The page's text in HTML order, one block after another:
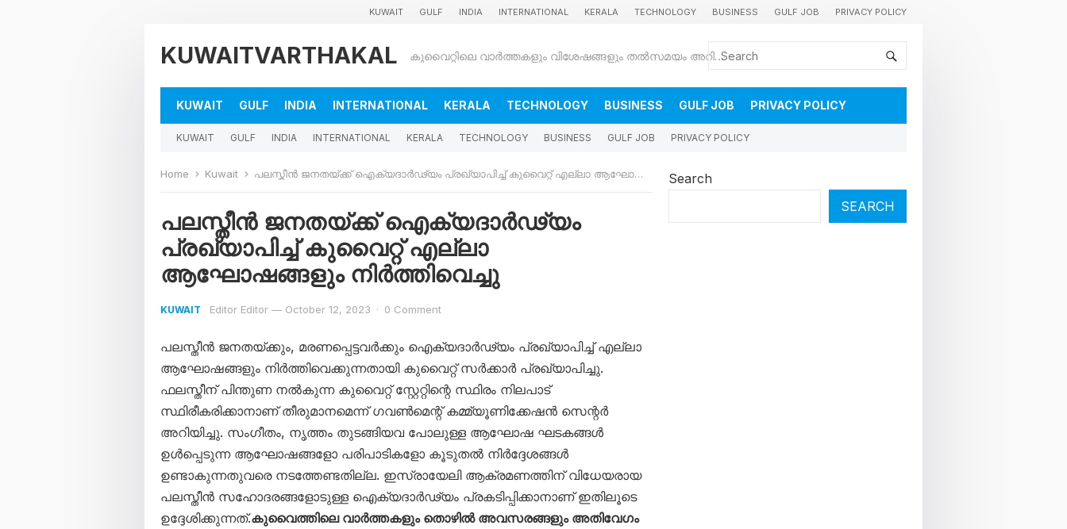
KUWAIT GULF INDIA INTERNATIONAL KERALA TECHNOLOGY BUSINESS GULF JOB PRIVACY POLICY
KUWAITVARTHAKAL കുവൈറ്റിലെ വാർത്തകളും വിശേഷങ്ങളും തൽസമയം അറിയാൻ
KUWAIT GULF INDIA INTERNATIONAL KERALA TECHNOLOGY BUSINESS GULF JOB PRIVACY POLICY
KUWAIT GULF INDIA INTERNATIONAL KERALA TECHNOLOGY BUSINESS GULF JOB PRIVACY POLICY
Home Kuwait പലസ്തീൻ ജനതയ്ക്ക് ഐക്യദാർഢ്യം പ്രഖ്യാപിച്ച് കുവൈറ്റ് എല്ലാ ആഘോഷങ്ങളും നിർത്തിവെച്ചു
പലസ്തീൻ ജനതയ്ക്ക് ഐക്യദാർഢ്യം
പ്രഖ്യാപിച്ച് കുവൈറ്റ് എല്ലാ
ആഘോഷങ്ങളും നിർത്തിവെച്ചു
KUWAIT Editor Editor — October 12, 2023 · 0 Comment
പലസ്തീൻ ജനതയ്ക്കും, മരണപ്പെട്ടവർക്കും ഐക്യദാർഢ്യം പ്രഖ്യാപിച്ച് എല്ലാ
ആഘോഷങ്ങളും നിർത്തിവെക്കുന്നതായി കുവൈറ്റ് സർക്കാർ പ്രഖ്യാപിച്ചു.
ഫലസ്തീന് പിന്തുണ നൽകുന്ന കുവൈറ്റ് സ്റ്റേറ്റിന്റെ സ്ഥിരം നിലപാട്
സ്ഥിരീകരിക്കാനാണ് തീരുമാനമെന്ന് ഗവൺമെന്റ് കമ്മ്യൂണിക്കേഷൻ സെന്റർ
അറിയിച്ചു. സംഗീതം, നൃത്തം തുടങ്ങിയവ പോലുള്ള ആഘോഷ ഘടകങ്ങൾ
ഉൾപ്പെടുന്ന ആഘോഷങ്ങളോ പരിപാടികളോ കൂടുതൽ നിർദ്ദേശങ്ങൾ
ഉണ്ടാകുന്നതുവരെ നടത്തേണ്ടതില്ല. ഇസ്രായേലി ആക്രമണത്തിന് വിധേയരായ
പലസ്തീൻ സഹോദരങ്ങളോടുള്ള ഐക്യദാർഢ്യം പ്രകടിപ്പിക്കാനാണ് ഇതിലൂടെ
ഉദ്ദേശിക്കുന്നത്.കുവൈത്തിലെ വാർത്തകളും തൊഴിൽ അവസരങ്ങളും അതിവേഗം
Search
SEARCH